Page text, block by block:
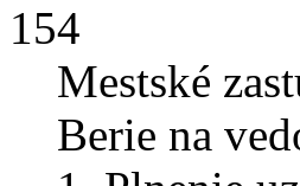
154
Mestské
Berie na